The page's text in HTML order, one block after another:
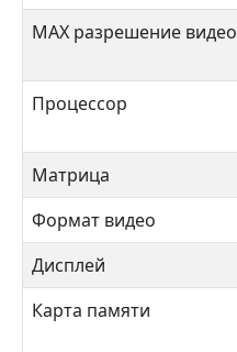
MAX разрешение видео
Процессор
Матрица
Формат видео
Дисплей
Карта памяти